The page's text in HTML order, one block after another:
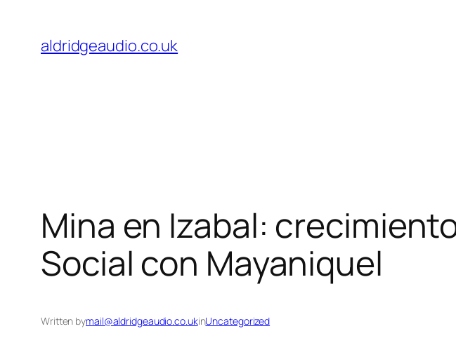
content
aldridgeaudio.co.uk
Mina en Izabal:
Social con Mayaniquel
Written bymail@aldridgeaudio.co.ukinUncategorized